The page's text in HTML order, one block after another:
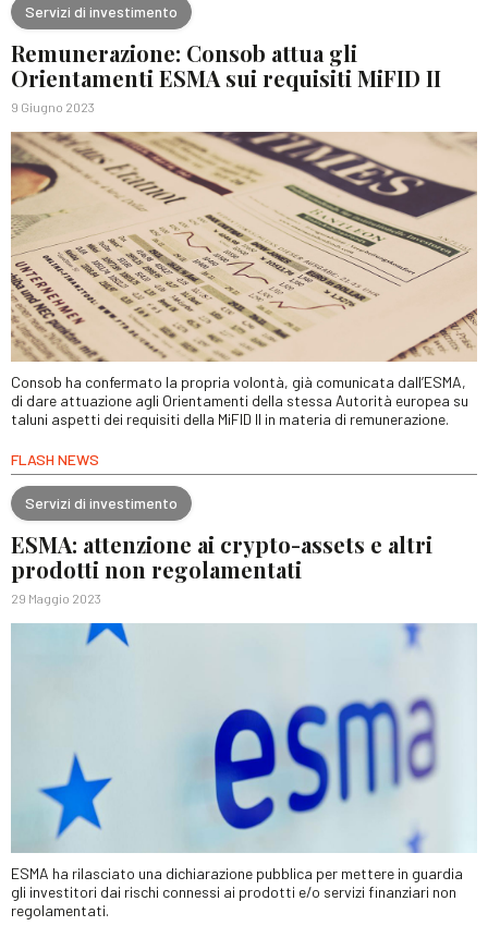
Servizi di investimento
Remunerazione: Consob attua gli
Orientamenti ESMA sui requisiti MiFID II
9 Giugno 2023
Consob ha confermato la propria volontà, già comunicata dall’ESMA,
di dare attuazione agli Orientamenti della stessa Autorità europea su
taluni aspetti dei requisiti della MiFID II in materia di remunerazione.
FLASH NEWS
Servizi di investimento
ESMA: attenzione ai crypto-assets e altri
prodotti non regolamentati
29 Maggio 2023
ESMA ha rilasciato una dichiarazione pubblica per mettere in guardia
gli investitori dai rischi connessi ai prodotti e/o servizi finanziari non
regolamentati.